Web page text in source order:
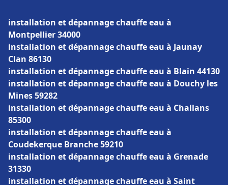
installation et dépannage chauffe eau à
Montpellier 34000
installation et dépannage chauffe eau à Jaunay
Clan 86130
installation et dépannage chauffe eau à Blain 44130
installation et dépannage chauffe eau à Douchy les
Mines 59282
installation et dépannage chauffe eau à Challans
85300
installation et dépannage chauffe eau à
Coudekerque Branche 59210
installation et dépannage chauffe eau à Grenade
31330
installation et dépannage chauffe eau à Saint